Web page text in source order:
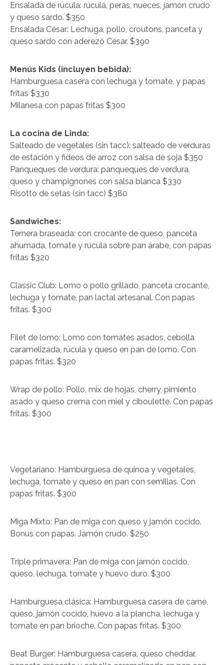
Ensalada de rúcula: rúcula, peras, nueces, jamón crudo
y queso sardo. $350
Ensalada César: Lechuga, pollo, croutons, panceta y
queso sardo con aderezó César. $390
Menús Kids (incluyen bebida):
Hamburguesa casera con lechuga y tomate, y papas
fritas $330
Milanesa con papas fritas $300
La cocina de Linda:
Salteado de vegetales (sin tacc): salteado de verduras
de estación y fideos de arroz con salsa de soja $350
Panqueques de verdura: panqueques de verdura,
queso y champignones con salsa blanca $330
Risotto de setas (sin tacc) $380
Sandwiches:
Ternera braseada: con crocante de queso, panceta
ahumada, tomate y rúcula sobre pan árabe, con papas
fritas $320
Classic Club: Lomo o pollo grillado, panceta crocante,
lechuga y tomate, pan lactal artesanal. Con papas
fritas. $300
Filet de lomo: Lomo con tomates asados, cebolla
caramelizada, rúcula y queso en pan de lomo. Con
papas fritas. $320
Wrap de pollo: Pollo, mix de hojas, cherry, pimiento
asado y queso crema con miel y ciboulette. Con papas
fritas. $300
Vegetariano: Hamburguesa de quinoa y vegetales,
lechuga, tomate y queso en pan con semillas. Con
papas fritas. $300
Miga Mixto: Pan de miga con queso y jamón cocido.
Bonus con papas. Jamón crudo. $250
Triple primavera: Pan de miga con jamón cocido,
queso, lechuga, tomate y huevo duro. $300
Hamburguesa clásica: Hamburguesa casera de carne,
queso, jamón cocido, huevo a la plancha, lechuga y
tomate en pan brioche. Con papas fritas. $300
Beat Burger: Hamburguesa casera, queso cheddar,